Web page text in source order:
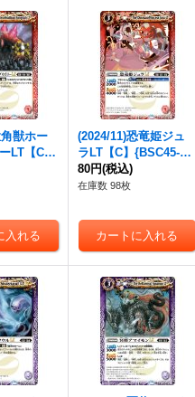
獣ホー
LT【C】
《赤》
(2024/11)恐竜姫ジュ
ラLT【C】{BSC45-00
5}《赤》
80円(税込)
在庫数 98枚